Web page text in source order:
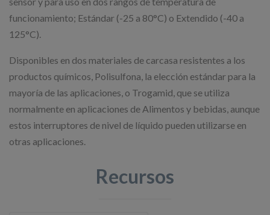
funcionamiento; Estándar (-25 a 80°C) o Extendido (-40 a
125°C).
Disponibles en dos materiales de carcasa resistentes a los
productos químicos, Polisulfona, la elección estándar para la
mayoría de las aplicaciones, o Trogamid, que se utiliza
normalmente en aplicaciones de Alimentos y bebidas, aunque
estos interruptores de nivel de líquido pueden utilizarse en
otras aplicaciones.
Recursos